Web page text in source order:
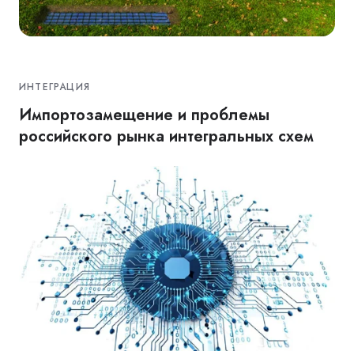
ИНТЕГРАЦИЯ
Импортозамещение и проблемы
российского рынка интегральных схем